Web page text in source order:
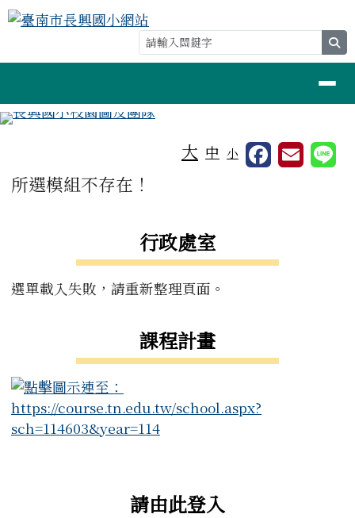
跳至主內容區
臺南市長興國小網站
大 中 小
主內容區域
所選模組不存在！
行政處室
選單載入失敗，請重新整理頁面。
課程計畫
請由此登入
頁尾區域